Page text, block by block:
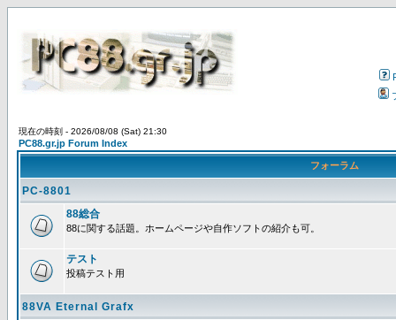
現在の時刻 - 2026/08/08 (Sat) 21:30
PC88.gr.jp Forum Index
フォーラム
PC-8801
88総合
88に関する話題。ホームページや自作ソフトの紹介も可。
テスト
投稿テスト用
88VA Eternal Grafx